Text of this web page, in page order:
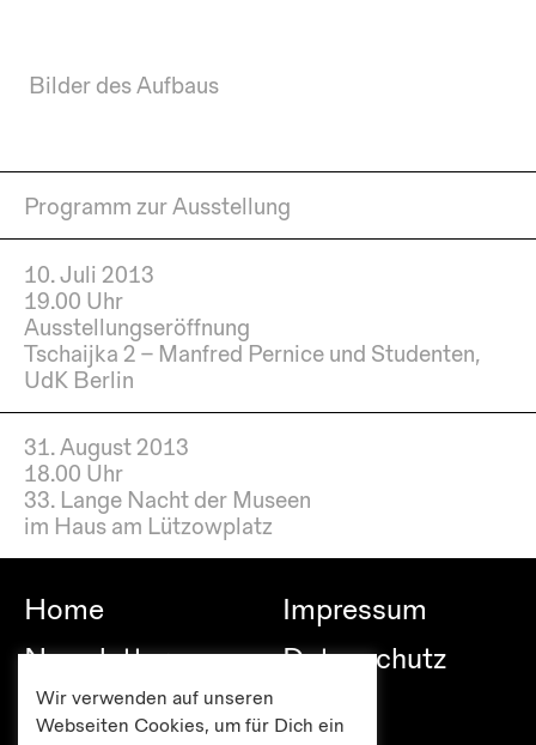
Bilder des Aufbaus
Programm zur Ausstellung
10. Juli 2013
19.00 Uhr
Ausstellungseröffnung
Tschaijka 2 – Manfred Pernice und Studenten,
UdK Berlin
31. August 2013
18.00 Uhr
33. Lange Nacht der Museen
im Haus am Lützowplatz
Home
Newsletter
Besuch
Impressum
Datenschutz
Wir verwenden auf unseren
Webseiten Cookies, um für Dich ein